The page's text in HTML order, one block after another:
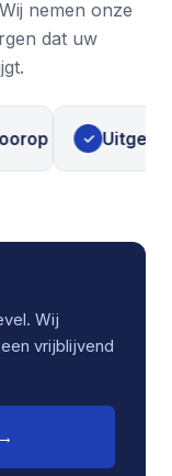
nemen onze
dat uw
✓ Uitgebreide
Wij
vrijblijvend